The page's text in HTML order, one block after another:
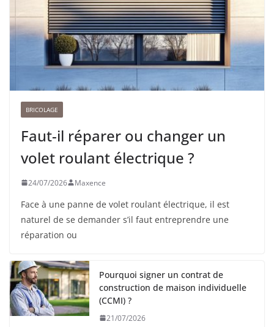
BRICOLAGE
Faut-il réparer ou changer un
volet roulant électrique ?
24/07/2026 Maxence
Face à une panne de volet roulant électrique, il est
naturel de se demander s’il faut entreprendre une
réparation ou
Pourquoi signer un contrat de
construction de maison individuelle
(CCMI) ?
21/07/2026